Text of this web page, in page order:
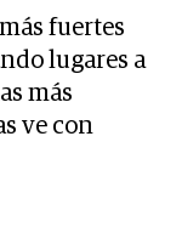
fuertes
lugares a
más
ve con